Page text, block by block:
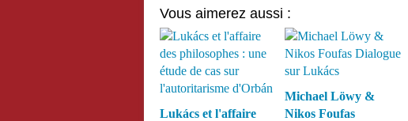
Vous aimerez aussi :
Lukács et l'affaire
Michael Löwy &
Nikos Foufas